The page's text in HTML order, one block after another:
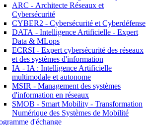
ARC - Architecte Réseaux et
Cybersécurité
CYBER2 - Cybersécurité et Cyberdéfense
DATA - Intelligence Artificielle - Expert
Data & MLops
ECRSI - Expert cybersécurité des réseaux
et des systèmes d'information
IA - IA : Intelligence Artificielle
multimodale et autonome
MSIR - Management des systèmes
d'information en réseaux
SMOB - Smart Mobility - Transformation
Numérique des Systèmes de Mobilité
d'échange